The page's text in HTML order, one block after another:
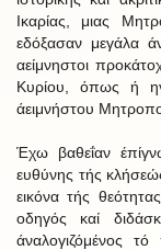
Ικαρίας, μιας
εδόξασαν μεγάλα
αείμνηστοι
Κυρίου, όπως ή
άειμνήστου
Έχω βαθεΐαν
ευθύνης τής
εικόνα τής
οδηγός καί
άναλογιζόμένος